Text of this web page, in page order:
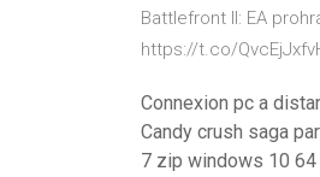
Battlefront II: EA
https://t.co/
Connexion pc a
Candy crush saga
7 zip windows 10